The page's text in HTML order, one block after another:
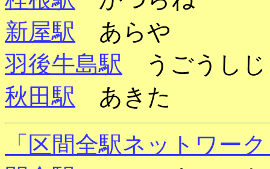
新屋駅 あらや
羽後牛島駅 うごうしじ
秋田駅 あきた
「区間全駅ネットワー